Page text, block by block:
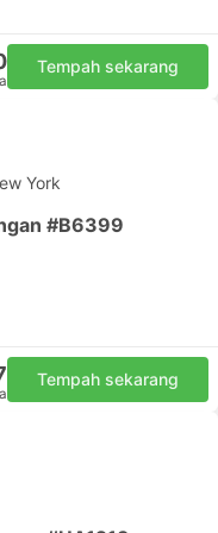
Tempah sekarang
York
#B6399
Tempah sekarang